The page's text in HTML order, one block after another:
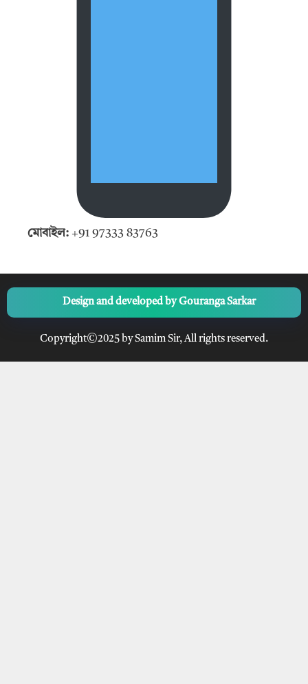
মোবাইল: +91 97333 83763
Design and developed byGouranga Sarkar
Copyright©2025 by Samim Sir, All rights reserved.